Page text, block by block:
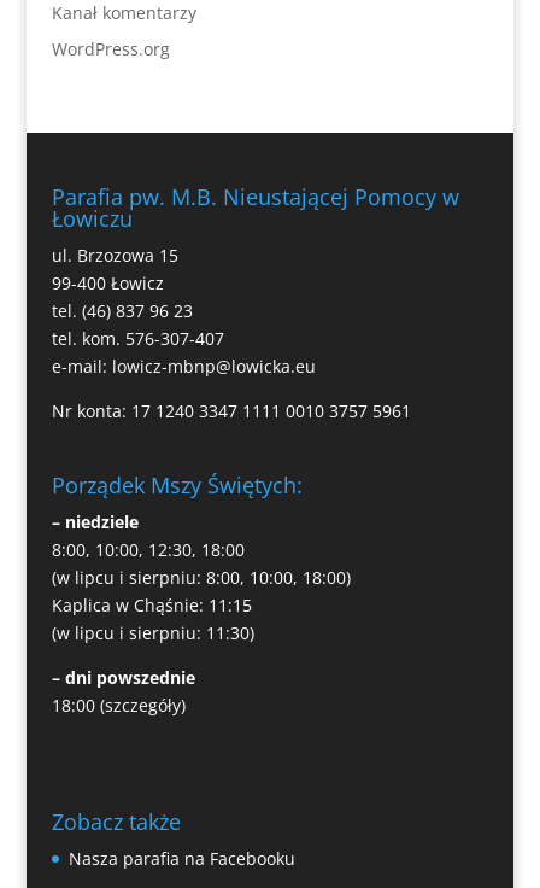
Kanał komentarzy
WordPress.org
Parafia pw. M.B. Nieustającej Pomocy w
Łowiczu
ul. Brzozowa 15
99-400 Łowicz
tel. (46) 837 96 23
tel. kom. 576-307-407
e-mail: lowicz-mbnp@lowicka.eu
Nr konta: 17 1240 3347 1111 0010 3757 5961
Porządek Mszy Świętych:
– niedziele
8:00, 10:00, 12:30, 18:00
(w lipcu i sierpniu: 8:00, 10:00, 18:00)
Kaplica w Chąśnie: 11:15
(w lipcu i sierpniu: 11:30)
– dni powszednie
18:00 (szczegóły)
Zobacz także
Nasza parafia na Facebooku